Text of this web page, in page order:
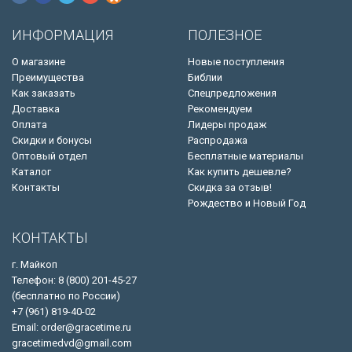
ИНФОРМАЦИЯ
О магазине
Преимущества
Как заказать
Доставка
Оплата
Скидки и бонусы
Оптовый отдел
Каталог
Контакты
ПОЛЕЗНОЕ
Новые поступления
Библии
Спецпредложения
Рекомендуем
Лидеры продаж
Распродажа
Бесплатные материалы
Как купить дешевле?
Скидка за отзыв!
Рождество и Новый Год
КОНТАКТЫ
г. Майкоп
Телефон: 8 (800) 201-45-27
(бесплатно по России)
+7 (961) 819-40-02
Email: order@gracetime.ru
gracetimedvd@gmail.com